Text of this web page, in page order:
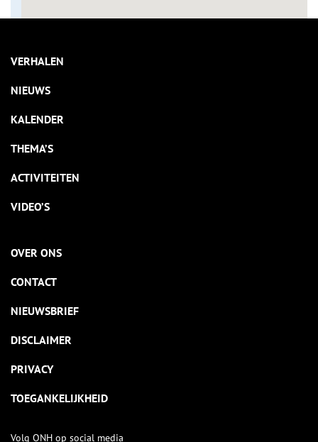
VERHALEN
NIEUWS
KALENDER
THEMA’S
ACTIVITEITEN
VIDEO’S
OVER ONS
CONTACT
NIEUWSBRIEF
DISCLAIMER
PRIVACY
TOEGANKELIJKHEID
Volg ONH op social media